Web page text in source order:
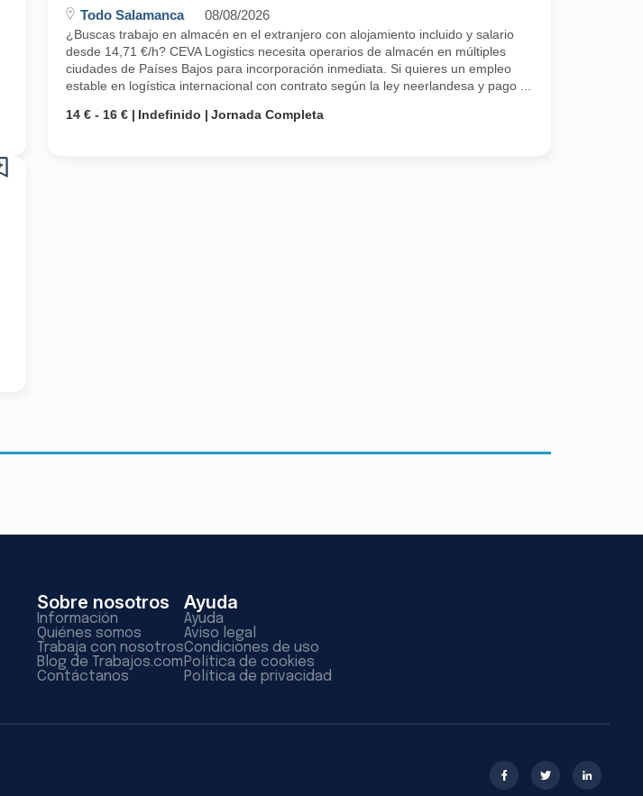
Todo Salamanca 08/08/2026
¿Buscas trabajo en almacén en el extranjero con alojamiento incluido y salario
desde 14,71 €/h? CEVA Logistics necesita operarios de almacén en múltiples
ciudades de Países Bajos para incorporación inmediata. Si quieres un empleo
estable en logística internacional con contrato según la ley neerlandesa y pago ...
14 € - 16 €
Indefinido Jornada Completa
Sobre nosotros
Información
Quiénes somos
Trabaja con nosotros
Blog de Trabajos.com
Contáctanos
Ayuda
Ayuda
Aviso legal
Condiciones de uso
Política de cookies
Política de privacidad